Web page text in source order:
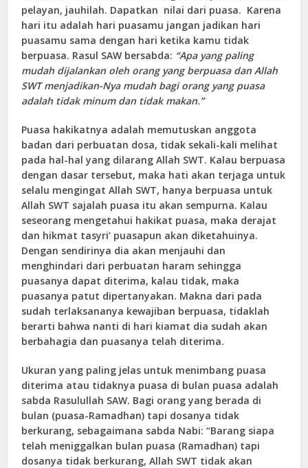
pelayan, jauhilah. Dapatkan nilai dari puasa. Karena
hari itu adalah hari puasamu jangan jadikan hari
puasamu sama dengan hari ketika kamu tidak
berpuasa. Rasul SAW bersabda: “Apa yang paling
mudah dijalankan oleh orang yang berpuasa dan Allah
SWT menjadikan-Nya mudah bagi orang yang puasa
adalah tidak minum dan tidak makan.”
Puasa hakikatnya adalah memutuskan anggota
badan dari perbuatan dosa, tidak sekali-kali melihat
pada hal-hal yang dilarang Allah SWT. Kalau berpuasa
dengan dasar tersebut, maka hati akan terjaga untuk
selalu mengingat Allah SWT, hanya berpuasa untuk
Allah SWT sajalah puasa itu akan sempurna. Kalau
seseorang mengetahui hakikat puasa, maka derajat
dan hikmat tasyri’ puasapun akan diketahuinya.
Dengan sendirinya dia akan menjauhi dan
menghindari dari perbuatan haram sehingga
puasanya dapat diterima, kalau tidak, maka
puasanya patut dipertanyakan. Makna dari pada
sudah terlaksananya kewajiban berpuasa, tidaklah
berarti bahwa nanti di hari kiamat dia sudah akan
berbahagia dan puasanya telah diterima.
Ukuran yang paling jelas untuk menimbang puasa
diterima atau tidaknya puasa di bulan puasa adalah
sabda Rasulullah SAW. Bagi orang yang berada di
bulan (puasa-Ramadhan) tapi dosanya tidak
berkurang, sebagaimana sabda Nabi: “Barang siapa
telah meniggalkan bulan puasa (Ramadhan) tapi
dosanya tidak berkurang, Allah SWT tidak akan